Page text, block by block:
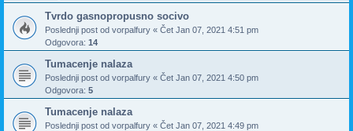
Tvrdo gasnopropusno socivo
Poslednji post od vorpalfury « Čet Jan 07, 2021 4:51 pm
Odgovora: 14
Tumacenje nalaza
Poslednji post od vorpalfury « Čet Jan 07, 2021 4:50 pm
Odgovora: 5
Tumacenje nalaza
Poslednji post od vorpalfury « Čet Jan 07, 2021 4:49 pm